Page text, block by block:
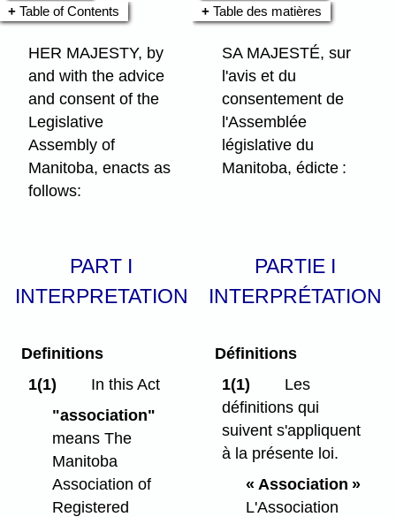
Table of Contents
Table des matières
HER MAJESTY, by
and with the advice
and consent of the
Legislative
Assembly of
Manitoba, enacts as
follows:
SA MAJESTÉ, sur
l'avis et du
consentement de
l'Assemblée
législative du
Manitoba, édicte :
PART I
INTERPRETATION
PARTIE I
INTERPRÉTATION
Definitions
1(1)
In this Act
"association"
means The
Manitoba
Association of
Registered
Définitions
1(1)
Les
définitions qui
suivent s'appliquent
à la présente loi.
« Association »
L'Association